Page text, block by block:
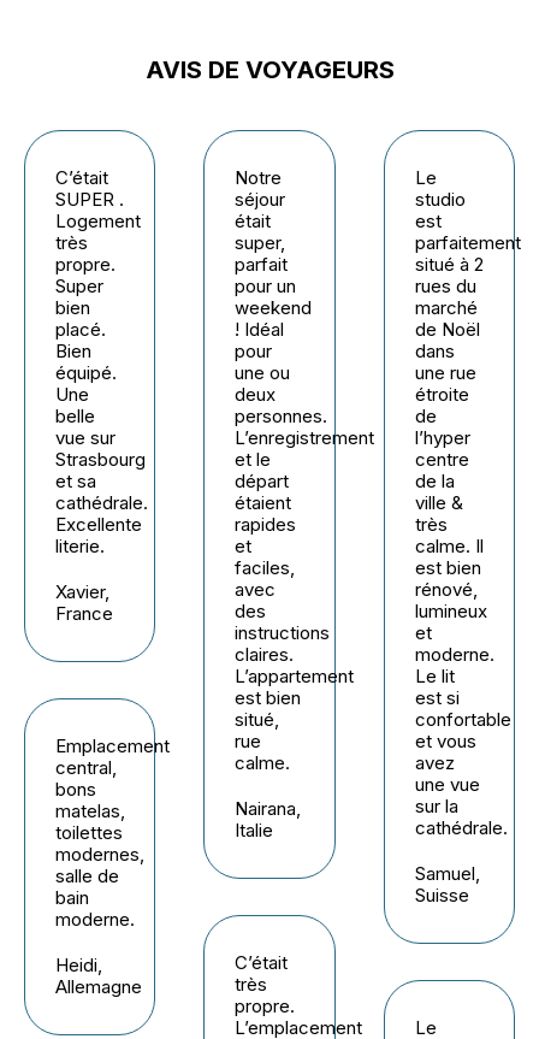
AVIS DE VOYAGEURS
C’était
SUPER .
Logement
très
propre.
Super
bien
placé.
Bien
équipé.
Une
belle
vue sur
Strasbourg
et sa
cathédrale.
Excellente
literie.
Xavier,
France
Emplacement
central,
bons
matelas,
toilettes
modernes,
salle de
bain
moderne.
Heidi,
Allemagne
Notre
séjour
était
super,
parfait
pour un
weekend
! Idéal
pour
une ou
deux
personnes.
L’enregistrement
et le
départ
étaient
rapides
et
faciles,
avec
des
instructions
claires.
L’appartement
est bien
situé,
rue
calme.
Nairana,
Italie
C’était
très
propre.
L’emplacement
Le
studio
est
parfaitement
situé à 2
rues du
marché
de Noël
dans
une rue
étroite
de
l’hyper
centre
de la
ville &
très
calme. Il
est bien
rénové,
lumineux
et
moderne.
Le lit
est si
confortable
et vous
avez
une vue
sur la
cathédrale.
Samuel,
Suisse
Le